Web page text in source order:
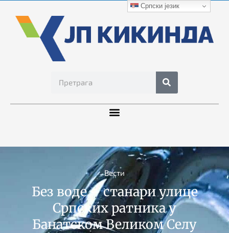
Вести
Без воде – станари улице
Српских ратника у
Банатском Великом Селу
Српски језик